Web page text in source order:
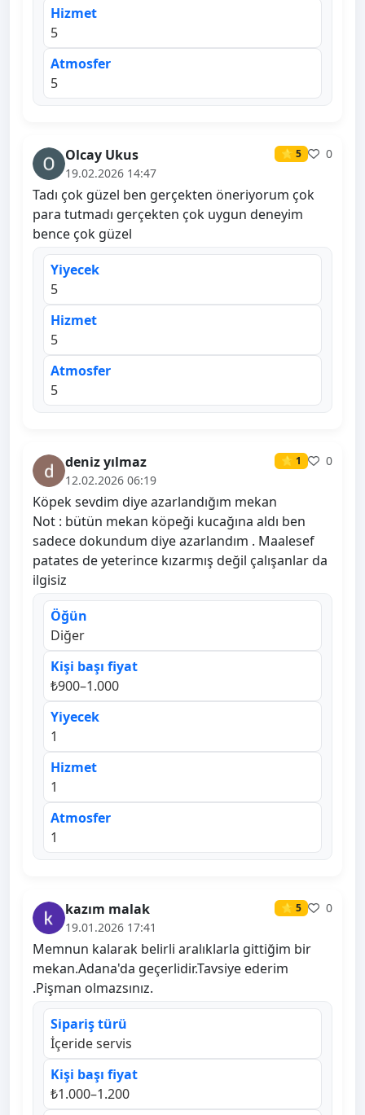
Hizmet
5
Atmosfer
5
Olcay Ukus ⭐ 5
0
19.02.2026 14:47
Tadı çok güzel ben gerçekten öneriyorum çok
para tutmadı gerçekten çok uygun deneyim
bence çok güzel
Yiyecek
5
Hizmet
5
Atmosfer
5
deniz yılmaz ⭐ 1
0
12.02.2026 06:19
Köpek sevdim diye azarlandığım mekan
Not : bütün mekan köpeği kucağına aldı ben
sadece dokundum diye azarlandım . Maalesef
patates de yeterince kızarmış değil çalışanlar da
ilgisiz
Öğün
Diğer
Kişi başı fiyat
₺900–1.000
Yiyecek
1
Hizmet
1
Atmosfer
1
kazım malak ⭐ 5
0
19.01.2026 17:41
Memnun kalarak belirli aralıklarla gittiğim bir
mekan.Adana'da geçerlidir.Tavsiye ederim
.Pişman olmazsınız.
Sipariş türü
İçeride servis
Kişi başı fiyat
₺1.000–1.200